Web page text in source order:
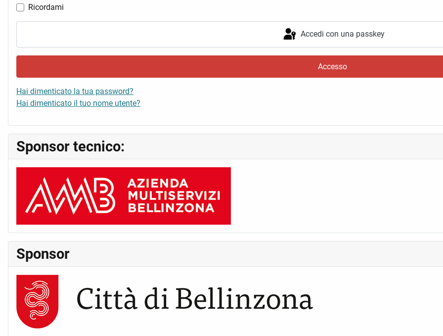
Ricordami
Accedi con una passkey
Accesso
Hai dimenticato la tua password?
Hai dimenticato il tuo nome utente?
Sponsor tecnico:
Sponsor